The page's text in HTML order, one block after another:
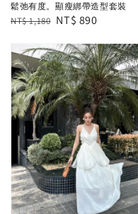
鬆弛有度。顯瘦綁帶造型套裝
Regular
NT$ 1,180 Sale
NT$ 890